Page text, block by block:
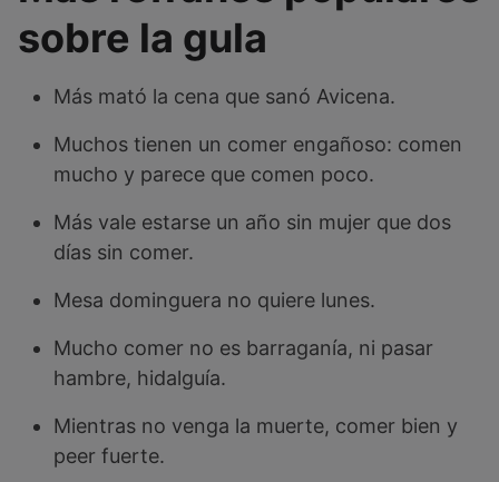
sobre la gula
Más mató la cena que sanó Avicena.
Muchos tienen un comer engañoso: comen
mucho y parece que comen poco.
Más vale estarse un año sin mujer que dos
días sin comer.
Mesa dominguera no quiere lunes.
Mucho comer no es barraganía, ni pasar
hambre, hidalguía.
Mientras no venga la muerte, comer bien y
peer fuerte.